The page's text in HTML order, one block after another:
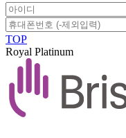
TOP
Royal Platinum